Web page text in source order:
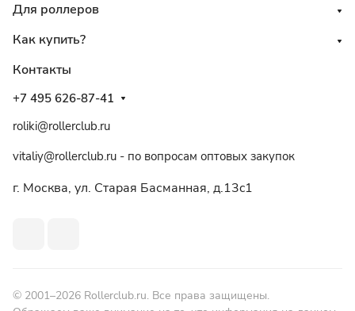
Для роллеров
Как купить?
Контакты
+7 495 626-87-41
roliki@rollerclub.ru
vitaliy@rollerclub.ru - по вопросам оптовых закупок
г. Москва, ул. Старая Басманная, д.13c1
© 2001–2026 Rollerclub.ru. Все права защищены.